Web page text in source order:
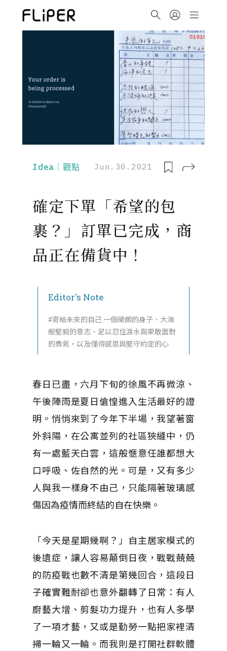
Idea｜觀點 Jun.30.2021
確定下單「希望的包
裹？」訂單已完成，商
品正在備貨中！
Editor's Note
#寄給未來的自己 一個硬朗的身子、大海
般堅毅的意志、足以忍住淚水與果敢面對
的勇氣，以及懂得感恩與堅守約定的心
春日已盡，六月下旬的徐風不再微涼、
午後陣雨是夏日傖惶進入生活最好的證
明。悄悄來到了今年下半場，我望著窗
外斜陽，在公寓並列的社區狹縫中，仍
有一處藍天白雲，這般愜意任誰都想大
口呼吸、佐自然的光。可是，又有多少
人與我一樣身不由己，只能隔著玻璃感
傷因為疫情而終結的自在快樂。
「今天是星期幾啊？」自主居家模式的
後遺症，讓人容易顛倒日夜，戰戰兢兢
的防疫戰也數不清是第幾回合，這段日
子確實難耐卻也意外翻轉了日常：有人
廚藝大增、剪髮功力提升，也有人多學
了一項才藝，又或是勤勞一點把家裡清
掃一輪又一輪。而我則是打開社群軟體